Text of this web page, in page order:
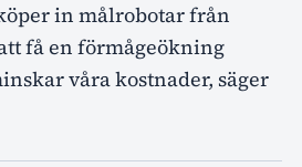
in målrobotar från
få en förmågeökning
våra kostnader, säger